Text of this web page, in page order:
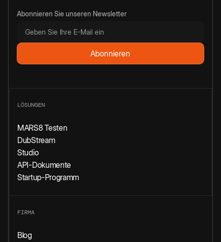
Abonnieren Sie unseren Newsletter
LÖSUNGEN
MARS8 Testen
DubStream
Studio
API-Dokumente
Startup-Programm
FIRMA
Blog